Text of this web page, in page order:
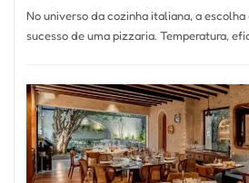
No universo da cozinha italiana, a
sucesso de uma pizzaria. Temperatura,